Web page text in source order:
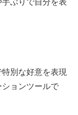
ぶりで自分を表
別な好意を表現
ョンツールで